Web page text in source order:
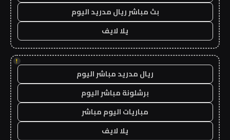
بث مباشر ريال مدريد اليوم
يلا لايف
!
ريال مدريد مباشر اليوم
برشلونة مباشر اليوم
مباريات اليوم مباشر
يلا لايف